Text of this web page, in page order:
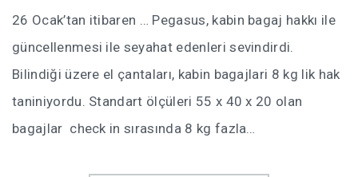
GÜL DÜŞKÜNLÜĞÜ -101 GÜL
UKRAYNA’DA HATLARIMIZI KULLANMAK
26 Ocak’tan itibaren … Pegasus, kabin bagaj hakkı ile
güncellenmesi ile seyahat edenleri sevindirdi.
Bilindiği üzere el çantaları, kabin bagajlari 8 kg lik hak
taniniyordu. Standart ölçüleri 55 x 40 x 20 olan
bagajlar check in sırasında 8 kg fazla…